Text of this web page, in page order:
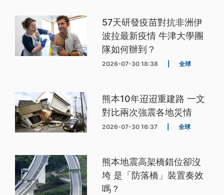
57天研發疫苗對抗非洲伊
波拉最新疫情 牛津大學團
隊如何辦到？
2026-07-30 18:38 全球
熊本10年迢迢重建路 一文
對比兩次強震各地災情
2026-07-30 16:37 全球
熊本地震高架橋錯位卻沒
垮 是「防落橋」裝置奏效
嗎？